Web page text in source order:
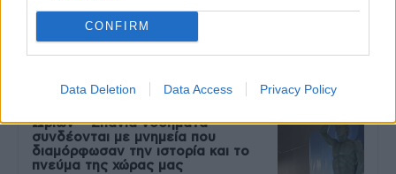
CONFIRM
Data Deletion Data Access Privacy Policy
Μεταπροπονητική πείνα: Ο λόγος
που θέλεις να καταβροχθίσεις τα
πάντα μετά την άσκηση
27 Φεβρουαρίου 2026
Ωρίων – Σπάνια νοσήματα
συνδέονται με μνημεία που
διαμόρφωσαν την ιστορία και το
πνεύμα της χώρας μας